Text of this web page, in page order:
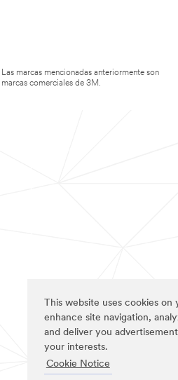
This website uses cookies
enhance site navigation,
and deliver you
your interests.
Cookie Notice
Las marcas mencionadas anteriormente son
marcas comerciales de 3M.